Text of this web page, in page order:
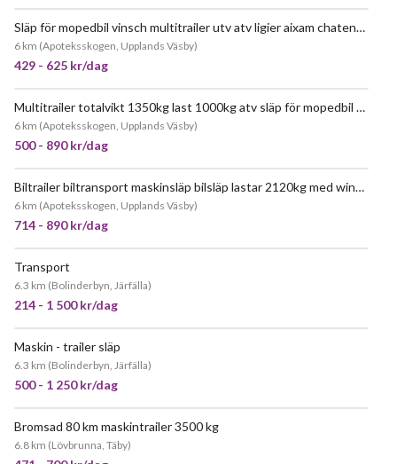
JÄTTEPOPULÄR Släp för mopedbil vinsch multitrailer utv atv ligier aixam chatenet 750kg b körkort öppet släp flaksläp
6 km (Apoteksskogen, Upplands Väsby)
429 - 625 kr/dag
Multitrailer totalvikt 1350kg last 1000kg atv släp för mopedbil utv
6 km (Apoteksskogen, Upplands Väsby)
500 - 890 kr/dag
JÄTTEPOPULÄR Biltrailer biltransport maskinsläp bilsläp lastar 2120kg med winsch 2700kg totalvikt
6 km (Apoteksskogen, Upplands Väsby)
714 - 890 kr/dag
Transport
6.3 km (Bolinderbyn, Järfälla)
214 - 1 500 kr/dag
Maskin - trailer släp
6.3 km (Bolinderbyn, Järfälla)
500 - 1 250 kr/dag
Bromsad 80 km maskintrailer 3500 kg
6.8 km (Lövbrunna, Täby)